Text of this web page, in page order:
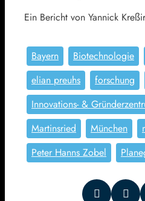
Ein Bericht von Yannick
Bayern Biotechnologie
elian preuhs
forschung
Innovations- &
Martinsried
München
Peter Hanns Zobel